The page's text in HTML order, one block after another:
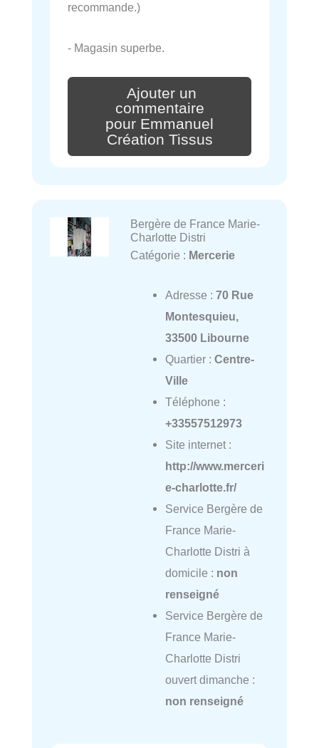
recommande.)
- Magasin superbe.
Ajouter un
commentaire
pour Emmanuel
Création Tissus
Bergère de France Marie-
Charlotte Distri
Catégorie : Mercerie
Adresse : 70 Rue
Montesquieu,
33500 Libourne
Quartier : Centre-
Ville
Téléphone :
+33557512973
Site internet :
http://www.merceri
e-charlotte.fr/
Service Bergère de
France Marie-
Charlotte Distri à
domicile : non
renseigné
Service Bergère de
France Marie-
Charlotte Distri
ouvert dimanche :
non renseigné